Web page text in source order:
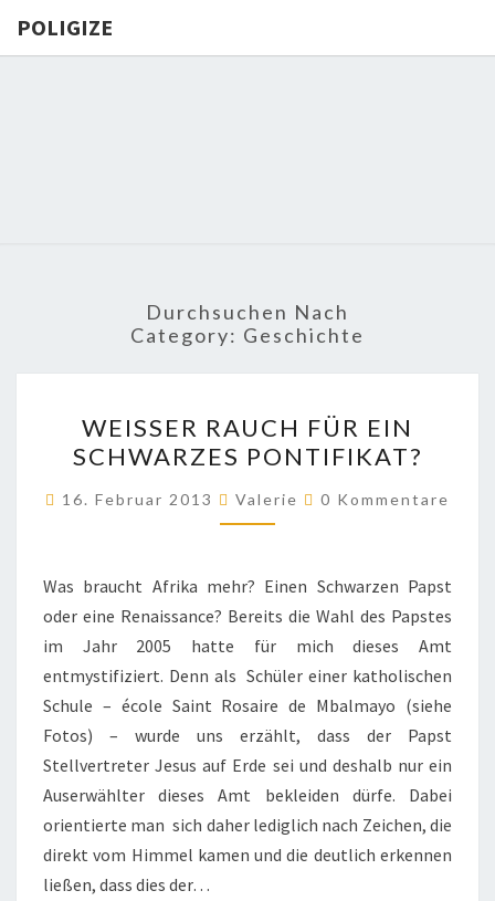
POLIGIZE
Durchsuchen Nach
Category: Geschichte
AUCH F
ÜR E
IN S
CHWARZES P
WEISSER RAUCH FÜR EIN S
CHWARZES PONTIFIKAT?
16. Februar 2013 Valerie Kommentare
0 Kommentare
Was braucht Afrika mehr? Einen Schwarzen Papst
oder eine Renaissance? Bereits die Wahl des Papstes
im Jahr 2005 hatte für mich dieses Amt
entmystifiziert. Denn als Schüler einer katholischen
Schule – école Saint Rosaire de Mbalmayo (siehe
Fotos) – wurde uns erzählt, dass der Papst
Stellvertreter Jesus auf Erde sei und deshalb nur ein
Auserwählter dieses Amt bekleiden dürfe. Dabei
orientierte man sich daher lediglich nach Zeichen, die
direkt vom Himmel kamen und die deutlich erkennen
ließen, dass dies der…